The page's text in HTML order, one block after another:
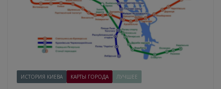
ИСТОРИЯ КИЕВА КАРТЫ ГОРОДА ЛУЧШЕЕ